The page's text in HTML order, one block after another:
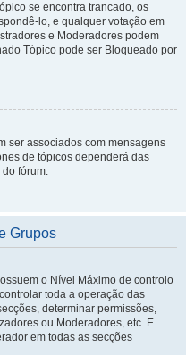
se encontra trancado, os
lo, e qualquer votação em
e Moderadores podem
Tópico pode ser Bloqueado por
ser associados com mensagens
de tópicos dependerá das
fórum.
Grupos
o Nível Máximo de controlo
toda a operação das
determinar permissões,
ou Moderadores, etc. E
em todas as secções